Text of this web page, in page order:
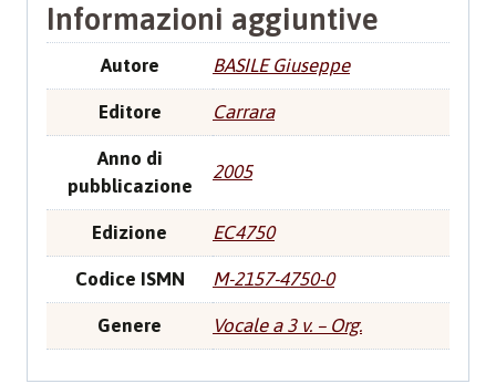
Informazioni aggiuntive
Autore BASILE Giuseppe
Editore Carrara
Anno di
pubblicazione
2005
Edizione EC4750
Codice ISMN M-2157-4750-0
Genere Vocale a 3 v. – Org.